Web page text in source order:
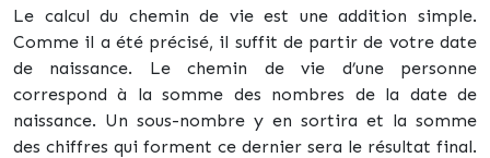
Le calcul du chemin de vie est une addition simple.
Comme il a été précisé, il suffit de partir de votre date
de naissance. Le chemin de vie d’une personne
correspond à la somme des nombres de la date de
naissance. Un sous-nombre y en sortira et la somme
des chiffres qui forment ce dernier sera le résultat final.